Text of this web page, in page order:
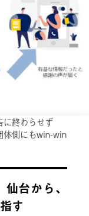
に終わらせず
体側にもwin-win
台から、
す